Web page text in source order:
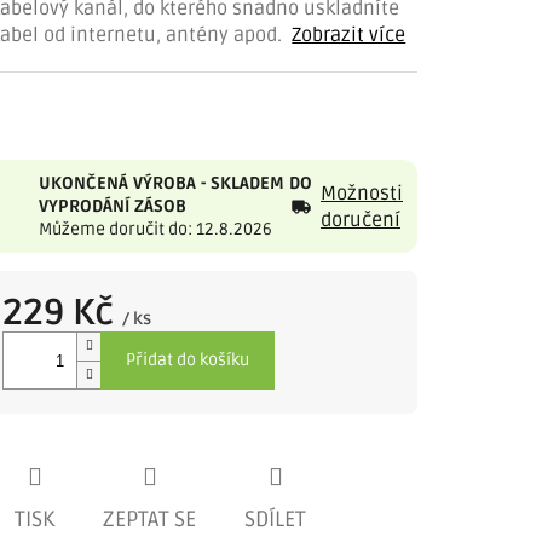
UKONČENÁ VÝROBA - SKLADEM DO
VYPRODÁNÍ ZÁSOB
Můžeme doručit do: 12.8.2026
Možnosti
doručení
kanál, do kterého snadno uskladníte
od internetu, antény apod. Zobrazit více
TISK ZEPTAT SE SDÍLET
229 Kč/ ks
cena:
Přidat do košíku